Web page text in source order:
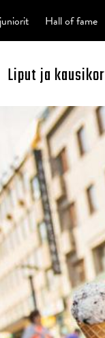
Liput ja
Hall of fame